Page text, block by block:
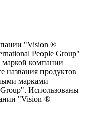
"Vision ®
People Group"
маркой компании
названия продуктов
марками
Использованы
"Vision ®